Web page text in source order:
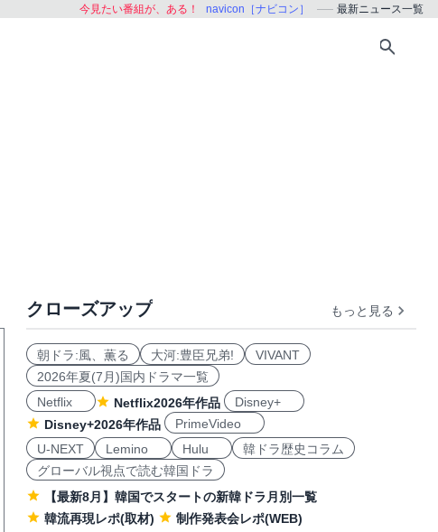
今見たい番組が、ある！ navicon［ナビコン］ 最新ニュース一覧
クローズアップ もっと見る
朝ドラ:風、薫る 大河:豊臣兄弟!
VIVANT
2026年夏(7月)国内ドラマ一覧
Netflix
Netflix2026年作品
Disney+
Disney+2026年作品
PrimeVideo
U-NEXT
Lemino Hulu
韓ドラ歴史コラム
グローバル視点で読む韓国ドラ
【最新8月】韓国でスタートの新韓ドラ月別一覧
韓流再現レポ(取材)
制作発表会レポ(WEB)